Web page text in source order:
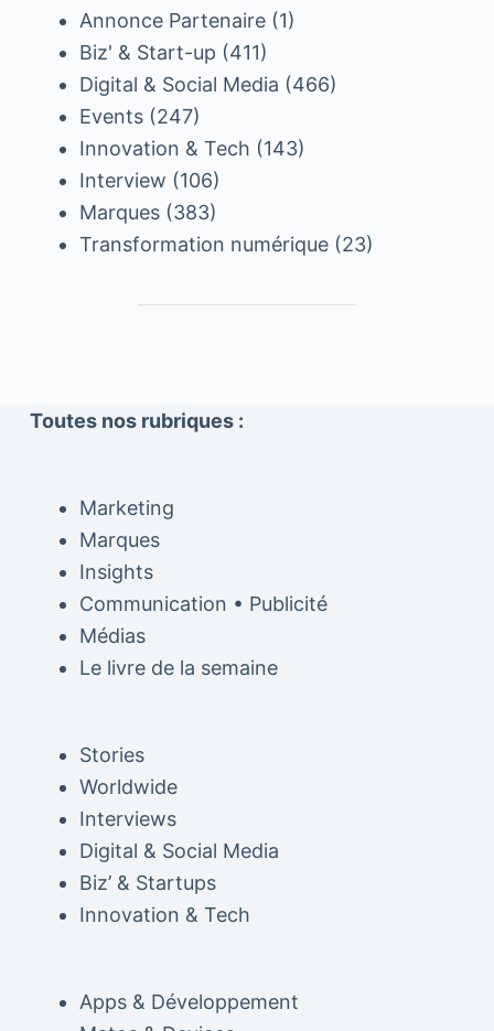
Annonce Partenaire(1)
Biz' & Start-up (411)
Digital & Social Media (466)
Events(247)
Innovation & Tech (143)
Interview (106)
Marques(383)
Transformation numérique(23)
Toutes nos rubriques :
Marketing
Marques
Insights
Communication • Publicité
Médias
Le livre de la semaine
Stories
Worldwide
Interviews
Digital & Social Media
Biz’ & Startups
Innovation & Tech
Apps & Développement